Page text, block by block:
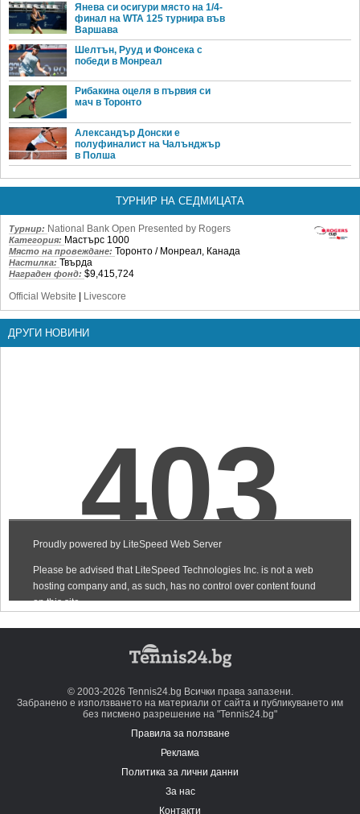
Янева си осигури място на 1/4-
финал на WTA 125 турнира във
Варшава
Шелтън, Рууд и Фонсека с
победи в Монреал
Рибакина оцеля в първия си
мач в Торонто
Александър Донски е
полуфиналист на Чалънджър
в Полша
ТУРНИР НА СЕДМИЦАТА
Турнир: National Bank Open Presented by Rogers
Категория: Мастърс 1000
Място на провеждане: Торонто / Монреал, Канада
Настилка: Твърда
Награден фонд: $9,415,724
Official Website | Livescore
ДРУГИ НОВИНИ
© 2003-2026 Tennis24.bg Всички права запазени.
Забранено е използването на материали от сайта и публикуването им
без писмено разрешение на "Tennis24.bg"
Правила за ползване
Реклама
Политика за лични данни
За нас
Контакти